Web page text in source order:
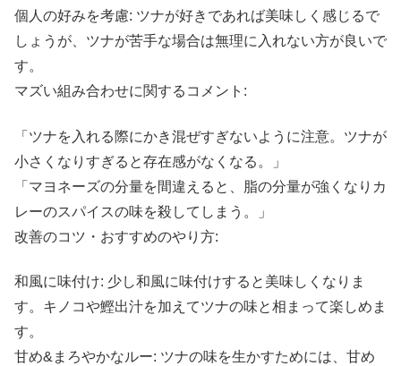
個人の好みを考慮: ツナが好きであれば美味しく感じるで
しょうが、ツナが苦手な場合は無理に入れない方が良いで
す。
マズい組み合わせに関するコメント:
「ツナを入れる際にかき混ぜすぎないように注意。ツナが
小さくなりすぎると存在感がなくなる。」
「マヨネーズの分量を間違えると、脂の分量が強くなりカ
レーのスパイスの味を殺してしまう。」
改善のコツ・おすすめのやり方:
和風に味付け: 少し和風に味付けすると美味しくなりま
す。キノコや鰹出汁を加えてツナの味と相まって楽しめま
す。
甘め&まろやかなルー: ツナの味を生かすためには、甘め